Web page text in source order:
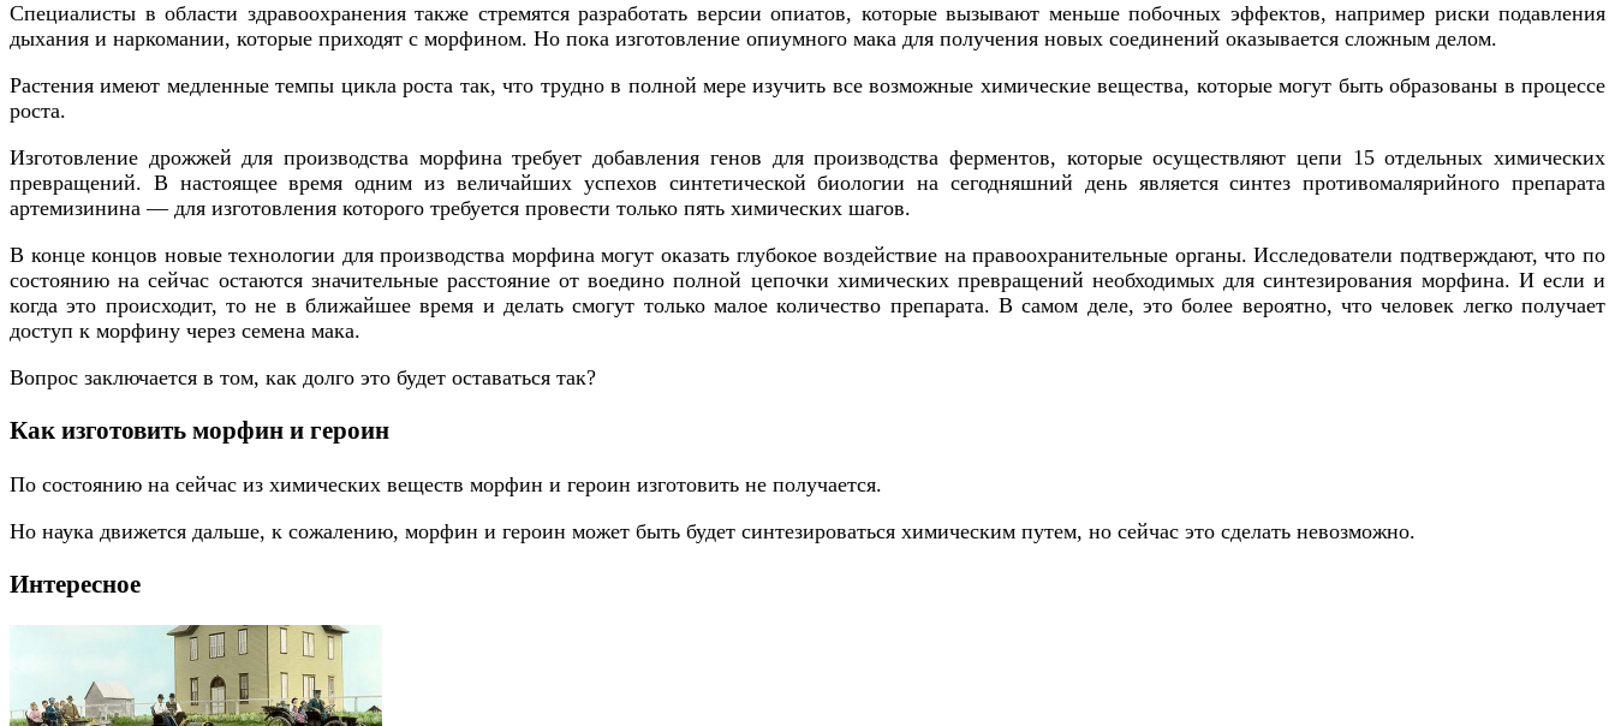
Специалисты в области здравоохранения также стремятся разработать версии опиатов, которые вызывают меньше побочных эффектов, например риски подавления
дыхания и наркомании, которые приходят с морфином. Но пока изготовление опиумного мака для получения новых соединений оказывается сложным делом.
Растения имеют медленные темпы цикла роста так, что трудно в полной мере изучить все возможные химические вещества, которые могут быть образованы в процессе
роста.
Изготовление дрожжей для производства морфина требует добавления генов для производства ферментов, которые осуществляют цепи 15 отдельных химических
превращений. В настоящее время одним из величайших успехов синтетической биологии на сегодняшний день является синтез противомалярийного препарата
артемизинина — для изготовления которого требуется провести только пять химических шагов.
В конце концов новые технологии для производства морфина могут оказать глубокое воздействие на правоохранительные органы. Исследователи подтверждают, что по
состоянию на сейчас остаются значительные расстояние от воедино полной цепочки химических превращений необходимых для синтезирования морфина. И если и
когда это происходит, то не в ближайшее время и делать смогут только малое количество препарата. В самом деле, это более вероятно, что человек легко получает
доступ к морфину через семена мака.
Вопрос заключается в том, как долго это будет оставаться так?
Как изготовить морфин и героин
По состоянию на сейчас из химических веществ морфин и героин изготовить не получается.
Но наука движется дальше, к сожалению, морфин и героин может быть будет синтезироваться химическим путем, но сейчас это сделать невозможно.
Интересное